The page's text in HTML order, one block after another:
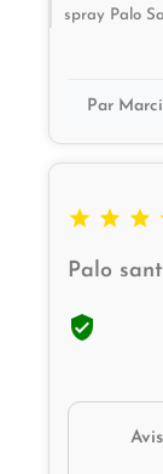
spray Palo
Par
  
Palo
